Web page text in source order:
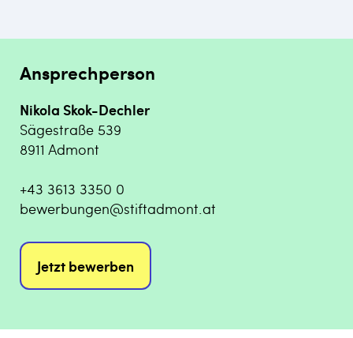
Ansprechperson
Nikola Skok-Dechler
Sägestraße 539
8911 Admont
+43 3613 3350 0
bewerbungen@stiftadmont.at
Jetzt bewerben